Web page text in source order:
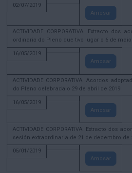
02/07/2019
Amosar
ACTIVIDADE CORPORATIVA. Extracto dos
ordinaria do Pleno que tivo lugar o 6 de maio
16/05/2019
Amosar
ACTIVIDADE CORPORATIVA. Acordos
do Pleno celebrada o 29 de abril de 2019
16/05/2019
Amosar
ACTIVIDADE CORPORATIVA. Extracto dos
sesión extraordinaria de 21 de decembro de
05/01/2019
Amosar